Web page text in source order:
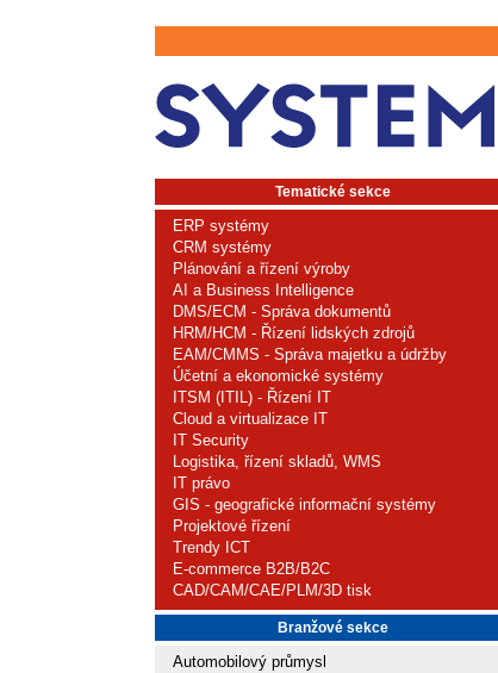
Tematické sekce
ERP systémy
CRM systémy
Plánování a řízení výroby
AI a Business Intelligence
DMS/ECM - Správa dokumentů
HRM/HCM - Řízení lidských zdrojů
EAM/CMMS - Správa majetku a údržby
Účetní a ekonomické systémy
ITSM (ITIL) - Řízení IT
Cloud a virtualizace IT
IT Security
Logistika, řízení skladů, WMS
IT právo
GIS - geografické informační systémy
Projektové řízení
Trendy ICT
E-commerce B2B/B2C
CAD/CAM/CAE/PLM/3D tisk
Branžové sekce
Automobilový průmysl